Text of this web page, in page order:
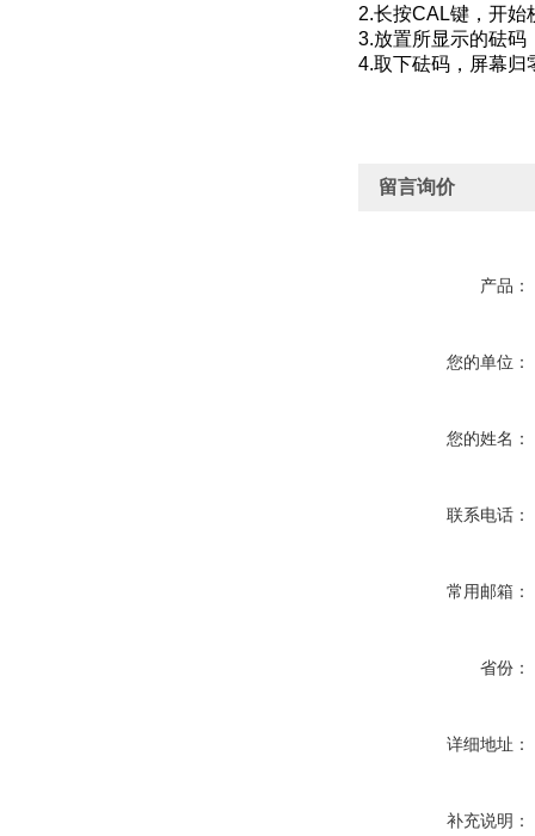
2.长按CAL键，开始
3.放置所显示的砝码
4.取下砝码，屏幕归
留言询价
产品：
您的单位：
您的姓名：
联系电话：
常用邮箱：
省份：
详细地址：
补充说明：